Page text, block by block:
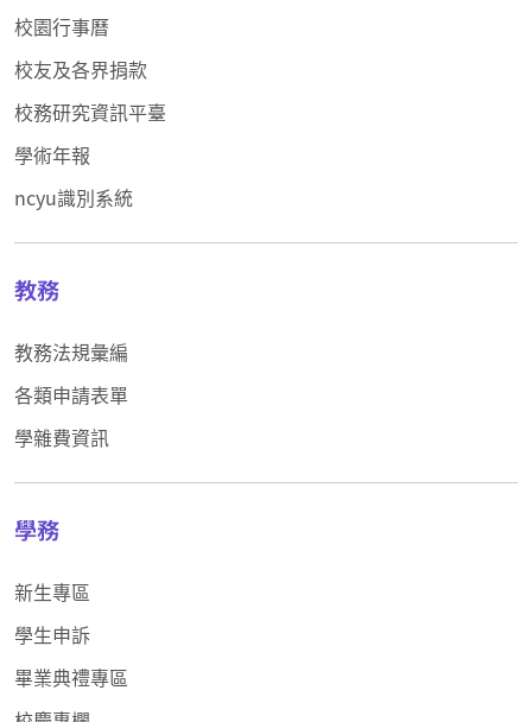
校園行事曆
校友及各界捐款
校務研究資訊平臺
學術年報
ncyu識別系統
教務
教務法規彙編
各類申請表單
學雜費資訊
學務
新生專區
學生申訴
畢業典禮專區